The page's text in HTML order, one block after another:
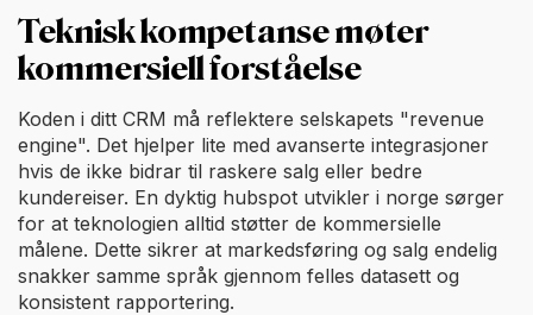
Teknisk kompetanse møter
kommersiell forståelse
Koden i ditt CRM må reflektere selskapets "revenue
engine". Det hjelper lite med avanserte integrasjoner
hvis de ikke bidrar til raskere salg eller bedre
kundereiser. En dyktig hubspot utvikler i norge sørger
for at teknologien alltid støtter de kommersielle
målene. Dette sikrer at markedsføring og salg endelig
snakker samme språk gjennom felles datasett og
konsistent rapportering.